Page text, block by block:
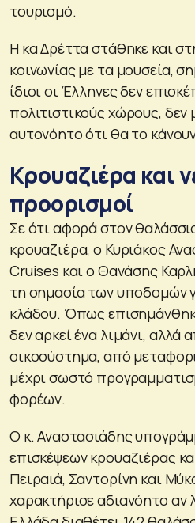
τουρισμό.
Η κα Δρέττα στάθηκε και
κοινωνίας με τα μουσεία,
ίδιοι οι Έλληνες δεν
πολιτιστικούς χώρους, δεν
αυτονόητο ότι θα το
Κρουαζιέρα και
προορισμοί
Σε ότι αφορά στον
κρουαζιέρα, ο Κυριάκος
Cruises και ο Θανάσης
τη σημασία των υποδομών
κλάδου. Όπως
δεν αρκεί ένα λιμάνι, αλλά
οικοσύστημα, από
μέχρι σωστό
φορέων.
Ο κ. Αναστασιάδης
επισκέψεων κρουαζιέρας
Πειραιά, Σαντορίνη και
χαρακτήρισε αδιανόητο αν